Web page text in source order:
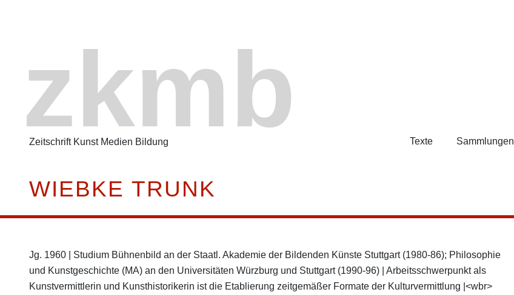
zkmb
Zeitschrift Kunst Medien Bildung Texte Sammlungen
WIEBKE TRUNK
Jg. 1960 | Studium Bühnenbild an der Staatl. Akademie der Bildenden Künste Stuttgart (1980-86); Philosophie
und Kunstgeschichte (MA) an den Universitäten Würzburg und Stuttgart (1990-96) | Arbeitsschwerpunkt als
Kunstvermittlerin und Kunsthistorikerin ist die Etablierung zeitgemäßer Formate der Kulturvermittlung |<wbr>